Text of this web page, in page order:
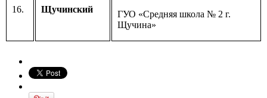
16. Щучинский
ГУО «Средняя школа № 2 г.
Щучина»